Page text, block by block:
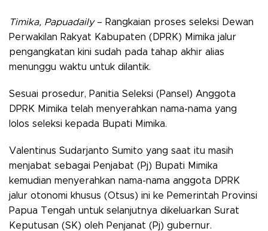
Timika, Papuadaily– Rangkaian proses seleksi Dewan
Perwakilan Rakyat Kabupaten (DPRK) Mimika jalur
pengangkatan kini sudah pada tahap akhir alias
menunggu waktu untuk dilantik.
Sesuai prosedur, Panitia Seleksi (Pansel) Anggota
DPRK Mimika telah menyerahkan nama-nama yang
lolos seleksi kepada Bupati Mimika.
Valentinus Sudarjanto Sumito yang saat itu masih
menjabat sebagai Penjabat (Pj) Bupati Mimika
kemudian menyerahkan nama-nama anggota DPRK
jalur otonomi khusus (Otsus) ini ke Pemerintah Provinsi
Papua Tengah untuk selanjutnya dikeluarkan Surat
Keputusan (SK) oleh Penjanat (Pj) gubernur.